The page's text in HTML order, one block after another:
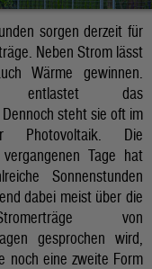
sorgen derzeit für
Neben Strom lässt
Wärme gewinnen.
entlastet das
steht sie oft im
Photovoltaik. Die
Tage hat
Sonnenstunden
dabei meist über die
von
gesprochen wird,
noch eine zweite Form